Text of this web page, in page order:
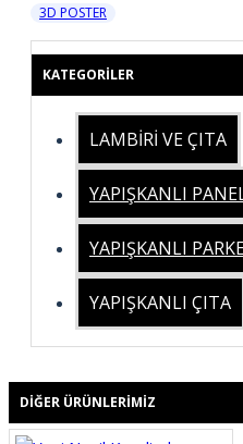
3D POSTER
KATEGORILER
LAMBİRİ VE ÇITA
YAPIŞKANLI
YAPIŞKANLI
YAPIŞKANLI ÇITA
DIĞER ÜRÜNLERIMIZ